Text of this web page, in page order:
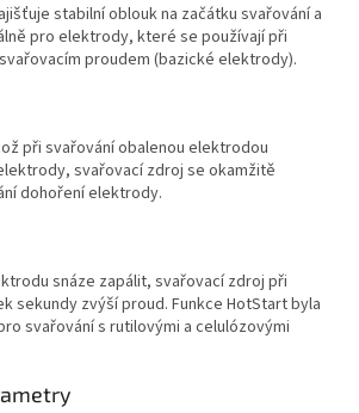
stabilní oblouk na začátku svařování a
pro elektrody, které se používají při
proudem (bazické elektrody).
při svařování obalenou elektrodou
svařovací zdroj se okamžitě
dohoření elektrody.
snáze zapálit, svařovací zdroj při
sekundy zvýší proud. Funkce HotStart byla
svařování s rutilovými a celulózovými